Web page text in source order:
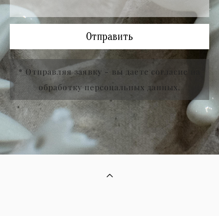
Отправить
* Отправляя заявку - вы даете согласие на
обработку персональных данных.